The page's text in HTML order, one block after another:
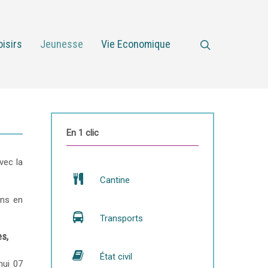
Jeunesse Vie Economique
la
en
07
En 1 clic
Cantine
Transports
État civil